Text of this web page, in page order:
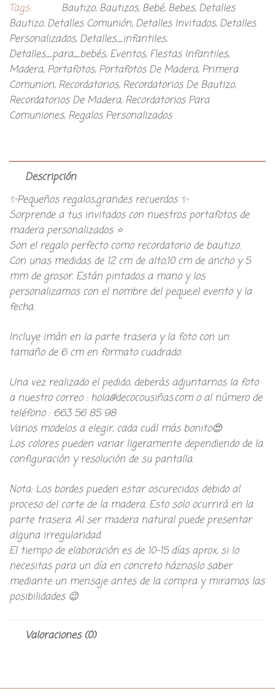
Tags:
Bautizo, Bautizos, Bebé, Bebes, Detalles
Bautizo, Detalles Comunión, Detalles Invitados, Detalles
Personalizados, Detalles_infantiles,
Detalles_para_bebés, Eventos, Fiestas Infantiles,
Madera, Portafotos, Portafotos De Madera, Primera
Comunion, Recordatorios, Recordatorios De Bautizo,
Recordatorios De Madera, Recordatorios Para
Comuniones, Regalos Personalizados
Descripción
✨Pequeños regalos,grandes recuerdos ✨
Sorprende a tus invitados con nuestros portafotos de
madera personalizados ⭐
Son el regalo perfecto como recordatorio de bautizo.
Con unas medidas de 12 cm de alto,10 cm de ancho y 5
mm de grosor. Están pintados a mano y los
personalizamos con el nombre del peque,el evento y la
fecha.
Incluye imán en la parte trasera y la foto con un
tamaño de 6 cm en formato cuadrado.
Una vez realizado el pedido, deberás adjuntarnos la foto
a nuestro correo : hola@decocousiñas.com o al número de
teléfono : 663 56 85 98
Varios modelos a elegir, cada cuál más bonito😍
Los colores pueden variar ligeramente dependiendo de la
configuración y resolución de su pantalla.
Nota: Los bordes pueden estar oscurecidos debido al
proceso del corte de la madera. Esto solo ocurrirá en la
parte trasera. Al ser madera natural puede presentar
alguna irregularidad.
El tiempo de elaboración es de 10-15 días aprox, si lo
necesitas para un día en concreto háznoslo saber
mediante un mensaje antes de la compra y miramos las
posibilidades 😉
Valoraciones (0)